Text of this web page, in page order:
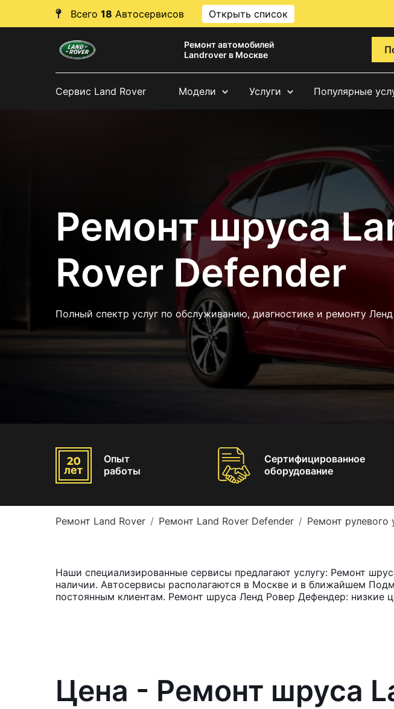
Всего 18 Автосервисов Открыть список
Ремонт автомобилей
Landrover в Москве
Сервис Land Rover Модели Услуги Популярные
Ремонт шруса
Rover Defender
Полный спектр услуг по обслуживанию, диагностике и ремонту
Опыт
работы
Сертифицированное
оборудование
Ремонт Land Rover Ремонт Land Rover Defender Ремонт рулевого
Наши специализированные сервисы предлагают услугу: Ремонт
наличии. Автосервисы располагаются в Москве и в ближайшем
постоянным клиентам. Ремонт шруса Ленд Ровер Дефендер: низкие
Цена - Ремонт шруса